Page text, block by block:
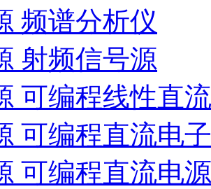
频谱分析仪
射频信号源
可编程线性直
可编程直流电
可编程直流电源